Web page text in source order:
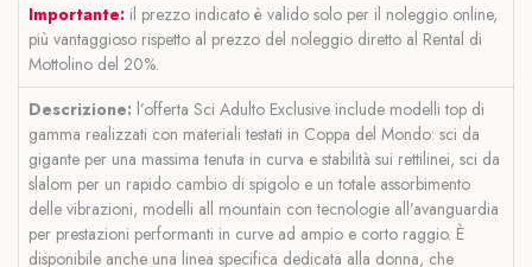
Importante: il prezzo indicato è valido solo per il noleggio online,
più vantaggioso rispetto al prezzo del noleggio diretto al Rental di
Mottolino del 20%.
Descrizione: l’offerta Sci Adulto Exclusive include modelli top di
gamma realizzati con materiali testati in Coppa del Mondo: sci da
gigante per una massima tenuta in curva e stabilità sui rettilinei, sci da
slalom per un rapido cambio di spigolo e un totale assorbimento
delle vibrazioni, modelli all mountain con tecnologie all’avanguardia
per prestazioni performanti in curve ad ampio e corto raggio. È
disponibile anche una linea specifica dedicata alla donna, che